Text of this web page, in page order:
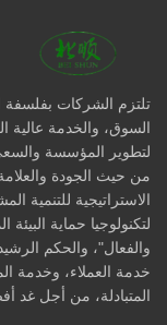
تلتزم الشركات
السوق، والخدمة عالية
لتطوير المؤسسة
من حيث الجودة
الاستراتيجية للتنمية
لتكنولوجيا حماية
والفعال"، والحكم
خدمة العملاء، وخدمة
المتبادلة، من أجل غد